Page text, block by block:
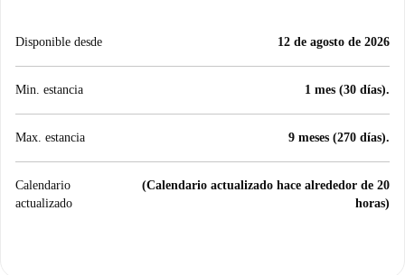
Disponible desde 12 de agosto de 2026
Min. estancia 1 mes (30 días).
Max. estancia 9 meses (270 días).
Calendario
actualizado
(Calendario actualizado hace alrededor de 20
horas)